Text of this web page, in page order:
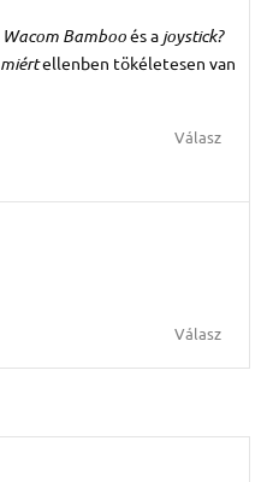
Wacom Bambooés a joystick?
miértellenben tökéletesen van
Válasz
Válasz